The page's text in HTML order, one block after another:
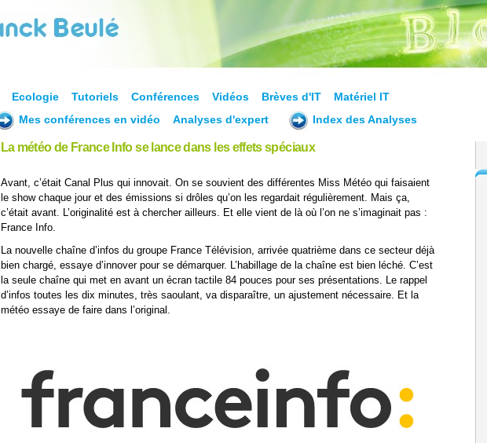
Ecologie Tutoriels Conférences Vidéos Brèves d'IT
Matériel IT
Mes conférences en vidéo
Analyses d'expert Index des Analyses
La météo de France Info se lance dans les effets spéciaux
Avant, c’était Canal Plus qui innovait. On se souvient des différentes Miss Météo qui faisaient
le show chaque jour et des émissions si drôles qu’on les regardait régulièrement. Mais ça,
c’était avant. L’originalité est à chercher ailleurs. Et elle vient de là où l’on ne s’imaginait pas :
France Info.
La nouvelle chaîne d’infos du groupe France Télévision, arrivée quatrième dans ce secteur déjà
bien chargé, essaye d’innover pour se démarquer. L’habillage de la chaîne est bien léché. C’est
la seule chaîne qui met en avant un écran tactile 84 pouces pour ses présentations. Le rappel
d’infos toutes les dix minutes, très saoulant, va disparaître, un ajustement nécessaire. Et la
météo essaye de faire dans l’original.